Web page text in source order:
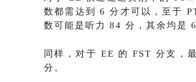
数都需达到 6 分才可以，至于
数可能是听力 84 分，其余均是
同样，对于 EE 的 FST 分支，
分。